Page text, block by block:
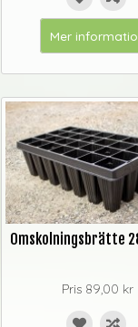
Mer
Omskolningsbrätte
Pris 89,00 kr